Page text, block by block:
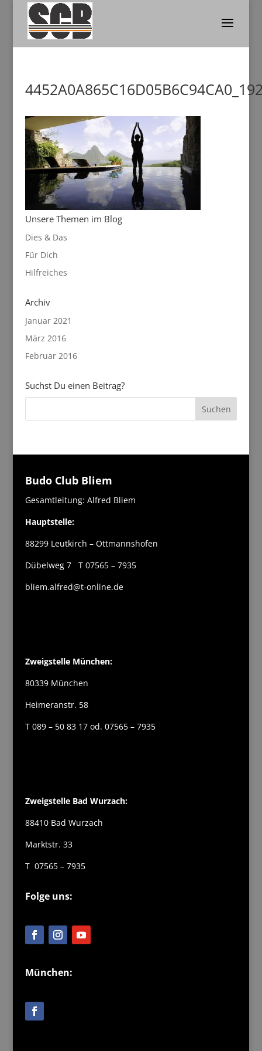
Unsere Themen im Blog
Dies & Das
Für Dich
Hilfreiches
Archiv
Januar 2021
März 2016
Februar 2016
Suchst Du einen Beitrag?
Budo Club Bliem
Gesamtleitung: Alfred Bliem
Hauptstelle:
88299 Leutkirch – Ottmannshofen
Dübelweg 7 T 07565 – 7935
bliem.alfred@t-online.de
Zweigstelle München:
80339 München
Heimeranstr. 58
T 089 – 50 83 17 od. 07565 – 7935
Zweigstelle Bad Wurzach:
88410 Bad Wurzach
Marktstr. 33
T 07565 – 7935
Folge uns:
München: